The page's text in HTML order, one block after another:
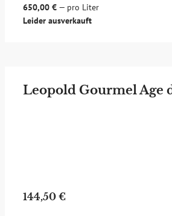
650,00 € — pro Liter
Leider ausverkauft
Leopold Gourmel Age
144,50 €